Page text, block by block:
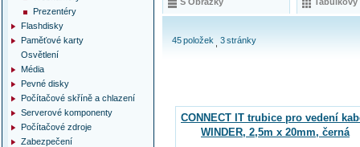
45položek 3stránky
CONNECT IT trubice pro vedení
WINDER, 2,5m x 20mm, černá
Prezentéry
Flashdisky
Paměťové karty
Osvětlení
Média
Pevné disky
Počítačové skříně a chlazení
Serverové komponenty
Počítačové zdroje
Zabezpečení